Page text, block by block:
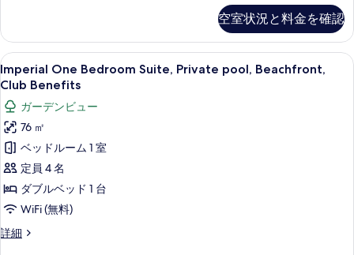
す
る
す
べ
て
の
写
真
を
表
示
す
る
ー
の
詳
細
ー
ン
ベ
ッ
ド
2
台
シ
ー
ビ
ュ
ア
ル
ー
ム
イ
ー
ン
ベ
ッ
2
台
ー
空室状況と料金を確認
Imperial
One
Bedroom
Suite,
Private
pool,
Beachfront,
Club
Benefits
の
す
Imperial One Bedroom Suite,
10
Imperial One Bedroom Suite, Private pool, Beachfront,
Club Benefits
ガーデンビュー
76 ㎡
ベッドルーム 1 室
定員 4 名
ダブルベッド 1 台
WiFi (無料)
詳細
Imperial